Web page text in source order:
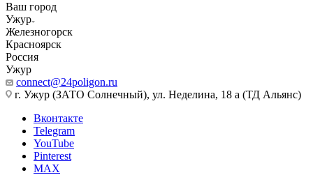
Ваш город
Ужур
Железногорск
Красноярск
Россия
Ужур
connect@24poligon.ru
г. Ужур (ЗАТО Солнечный), ул. Неделина, 18 а (ТД Альянс)
Вконтакте
Telegram
YouTube
Pinterest
MAX